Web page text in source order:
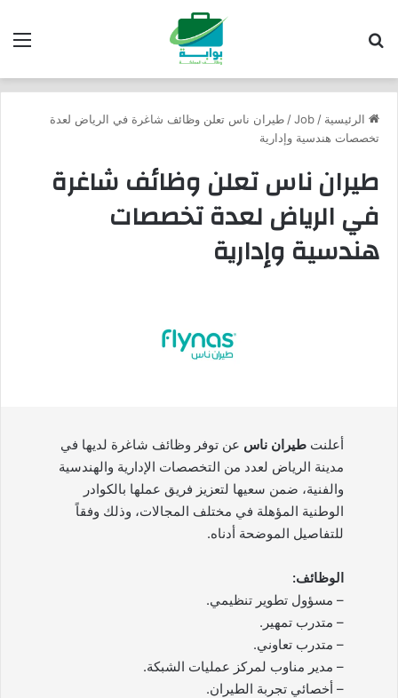
الرئيسية /
Job
/ طيران ناس تعلن وظائف شاغرة في الرياض لعدة
تخصصات هندسية وإدارية
طيران ناس تعلن وظائف شاغرة
في الرياض لعدة تخصصات
هندسية وإدارية
أعلنت طيران ناس عن توفر وظائف شاغرة لديها في
مدينة الرياض لعدد من التخصصات الإدارية والهندسية
والفنية، ضمن سعيها لتعزيز فريق عملها بالكوادر
الوطنية المؤهلة في مختلف المجالات، وذلك وفقاً
للتفاصيل الموضحة أدناه.
الوظائف:
– مسؤول تطوير تنظيمي.
– متدرب تمهير.
– متدرب تعاوني.
– مدير مناوب لمركز عمليات الشبكة.
– أخصائي تجربة الطيران.